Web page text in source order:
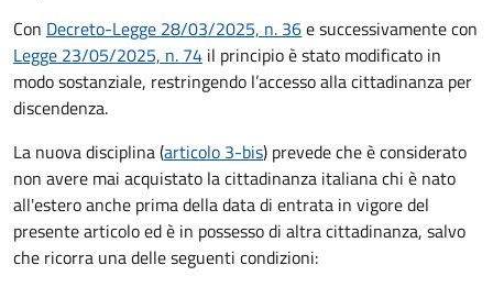
Con Decreto-Legge 28/03/2025, n. 36e successivamente con
Legge 23/05/2025, n. 74 il principio è stato modificato in
modo sostanziale, restringendo l’accesso alla cittadinanza per
discendenza.
La nuova disciplina (articolo 3-bis) prevede cheèconsiderato
non avere mai acquistato la cittadinanza italiana chi è nato
all'estero anche prima della data di entrata in vigore del
presente articolo ed è in possesso di altra cittadinanza, salvo
che ricorra una delle seguenti condizioni: